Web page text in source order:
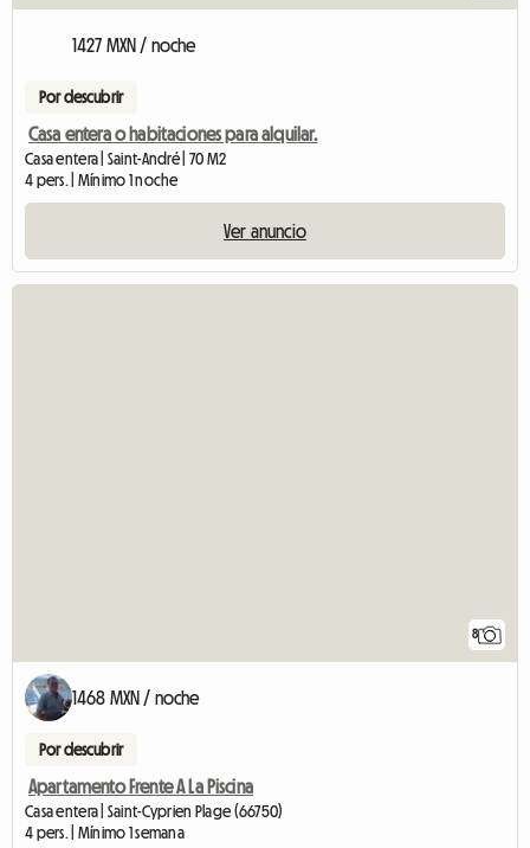
1427 MXN / noche
Por descubrir
Casa entera o habitaciones para alquilar.
Casa entera | Saint-André | 70 M2
4 pers. | Mínimo 1 noche
Ver anuncio
8
1468 MXN / noche
Por descubrir
Apartamento Frente A La Piscina
Casa entera | Saint-Cyprien Plage (66750)
4 pers. | Mínimo 1 semana